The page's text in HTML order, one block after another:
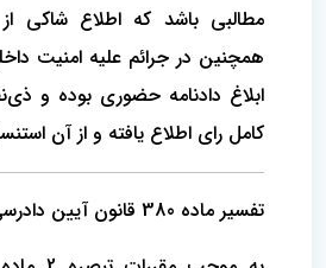
مطالبی باشد که اطلاع شاکی
همچنین در جرائم علیه امنیت
ابلاغ دادنامه حضوری بوده و
کامل رای اطلاع یافته و از آن
تفسیر ماده 380 قانون آیین دادرسی کیفری: